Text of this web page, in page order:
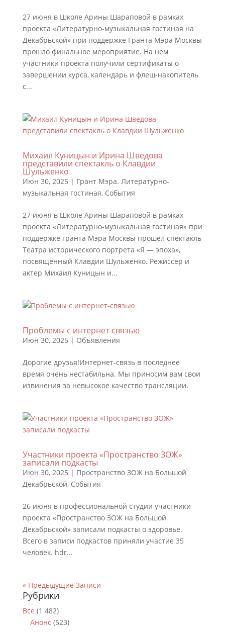
27 июня в Школе Арины Шараповой в рамках
проекта «Литературно-музыкальная гостиная на
Декабрьской» при поддержке Гранта Мэра Москвы
прошло финальное мероприятие. На нем
участники проекта получили сертификаты о
завершении курса, календарь и флеш-накопитель
с...
Михаил Куницын и Ирина Шведова
представили спектакль о Клавдии
Шульженко
Июн 30, 2025 | Грант Мэра. Литературно-
музыкальная гостиная, События
27 июня в Школе Арины Шараповой в рамках
проекта «Литературно-музыкальная гостиная» при
поддержке гранта Мэра Москвы прошел спектакль
Театра исторического портрета «Я — эпоха»,
посвященный Клавдии Шульженко. Режиссер и
актер Михаил Куницын и...
Проблемы с интернет-связью
Июн 30, 2025 | Объявления
Дорогие друзья!Интернет-связь в последнее
время очень нестабильна. Мы приносим вам свои
извинения за невысокое качество трансляции.
Участники проекта «Пространство ЗОЖ»
записали подкасты
Июн 30, 2025 | Пространство ЗОЖ на Большой
Декабрьской, События
26 июня в профессиональной студии участники
проекта «Пространство ЗОЖ на Большой
Декабрьской» записали подкасты о здоровье.
Всего в записи подкастов приняли участие 35
человек. hdr...
« Предыдущие Записи
Рубрики
Все (1 482)
Анонс (523)